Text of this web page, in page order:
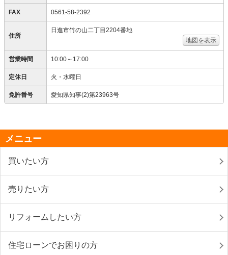
FAX 0561-58-2392
住所
日進市竹の山二丁目2204番地
地図を表示
営業時間 10:00～17:00
定休日 火・水曜日
免許番号 愛知県知事(2)第23963号
メニュー
買いたい方
売りたい方
リフォームしたい方
住宅ローンでお困りの方